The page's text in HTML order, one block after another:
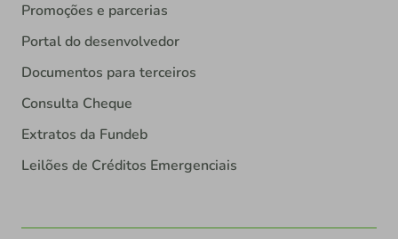
Promoções e parcerias
Portal do desenvolvedor
Documentos para terceiros
Consulta Cheque
Extratos da Fundeb
Leilões de Créditos Emergenciais